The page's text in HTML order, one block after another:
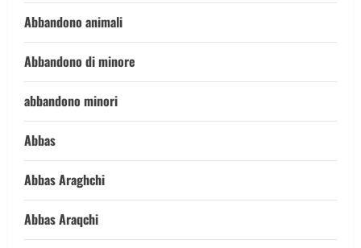
Abbandono animali
Abbandono di minore
abbandono minori
Abbas
Abbas Araghchi
Abbas Araqchi